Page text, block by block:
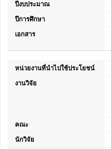
ปีงบประมาณ
ปีการศึกษา
เอกสาร
หน่วยงานที่นำไปใช้ประโยชน์
งานวิจัย
คณะ
นักวิจัย